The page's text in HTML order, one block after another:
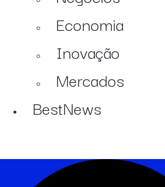
Economia
Inovação
Mercados
BestNews